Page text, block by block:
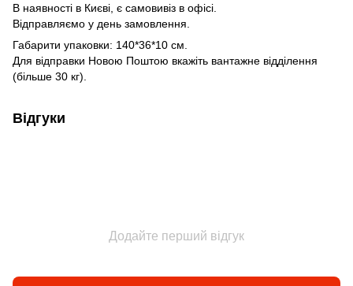
В наявності в Києві, є самовивіз в офісі.
Відправляємо у день замовлення.
Габарити упаковки: 140*36*10 см.
Для відправки Новою Поштою вкажіть вантажне відділення
(більше 30 кг).
Відгуки
Додайте перший відгук